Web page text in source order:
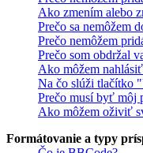
Ako zmením alebo
Prečo sa nemôžem
Prečo nemôžem
Prečo som obdržal
Ako môžem
Na čo slúži tlačítko
Prečo musí byť môj
Ako môžem oživiť
Formátovanie a typy